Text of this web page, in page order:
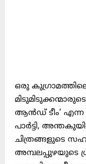
ഒരു
ആൻഡ് ടീം’
പാർട്ടി,
ചിത്രങ്ങളുടെ
അമ്പലപ്പുഴയുടെ